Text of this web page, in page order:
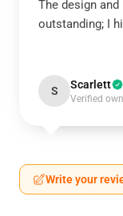
The design
outstanding; I
S Scarlett
Verified
Write your